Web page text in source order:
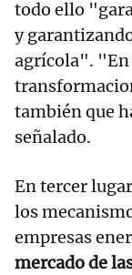
todo ello
y
agrícola". "En
también que
señalado.
En tercer
los
empresas
mercado de